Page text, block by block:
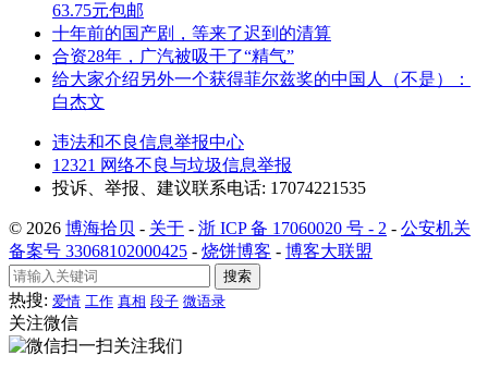
63.75元包邮
十年前的国产剧，等来了迟到的清算
合资28年，广汽被吸干了“精气”
给大家介绍另外一个获得菲尔兹奖的中国人（不是）：
白杰文
违法和不良信息举报中心
12321 网络不良与垃圾信息举报
投诉、举报、建议联系电话: 17074221535
© 2026 博海拾贝 - 关于 - 浙 ICP 备 17060020 号 - 2 - 公安机关
备案号 33068102000425 - 烧饼博客 - 博客大联盟
搜索
热搜: 爱情 工作 真相 段子 微语录
关注微信